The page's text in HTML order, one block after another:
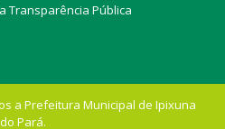
Transparência Pública
a Prefeitura Municipal de Ipixuna
do Pará.